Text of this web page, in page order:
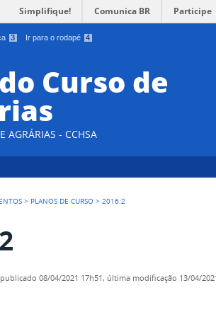
3 Ir para o rodapé 4
Simplifique! Comunica BR Participe
Curso de
AGRÁRIAS - CCHSA
> PLANOS DE CURSO >2016.2
publicado 08/04/2021 17h51, última modificação 13/04/